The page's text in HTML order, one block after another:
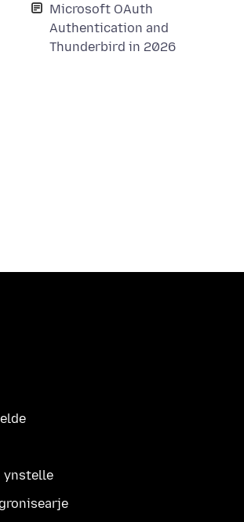
Microsoft OAuth
Authentication and
Thunderbird in 2026
ynstelle